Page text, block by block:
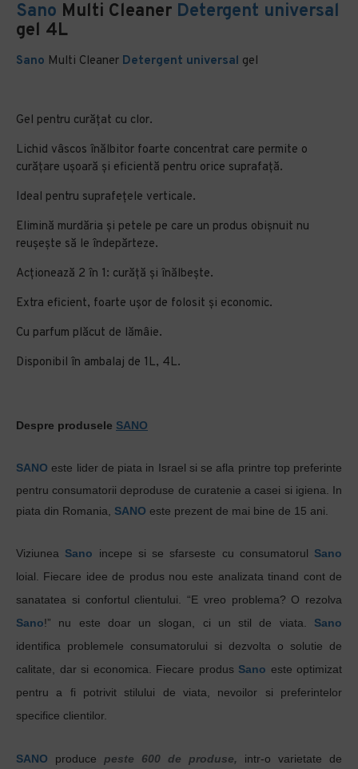
Sano Multi Cleaner Detergent universal
gel 4L
Sano Multi Cleaner Detergent universal gel
Gel pentru curăţat cu clor.
Lichid vâscos înălbitor foarte concentrat care permite o
curățare ușoară și eficientă pentru orice suprafață.
Ideal pentru suprafețele verticale.
Elimină murdăria și petele pe care un produs obișnuit nu
reușește să le îndepărteze.
Acționează 2 în 1: curăță și înălbește.
Extra eficient, foarte ușor de folosit și economic.
Cu parfum plăcut de lămâie.
Disponibil în ambalaj de 1L, 4L.
Despre produsele SANO
SANO este lider de piata in Israel si se afla printre top preferinte
pentru consumatorii deproduse de curatenie a casei si igiena . In
piata din Romania, SANO este prezent de mai bine de 15 ani
Viziunea Sano incepe si se sfarseste cu consumatorul Sano
loial. Fiecare idee de produs nou este analizata tinand cont de
sanatatea si confortul clientului. “E vreo problema? O rezolva
Sano!” nu este doar un slogan, ci un stil de viata. Sano
identifica problemele consumatorului si dezvolta o solutie de
calitate, dar si economica. Fiecare produs Sano este optimizat
pentru a fi potrivit stilului de viata, nevoilor si preferintelor
specifice clientilor.
SANO produce peste 600 de produse, intr-o varietate de